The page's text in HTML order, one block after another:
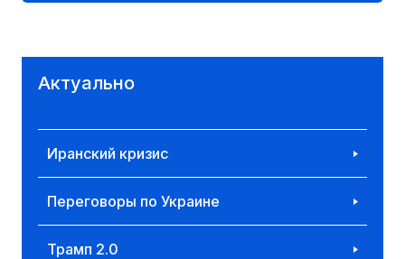
Актуально
Иранский кризис
Переговоры по Украине
Трамп 2.0